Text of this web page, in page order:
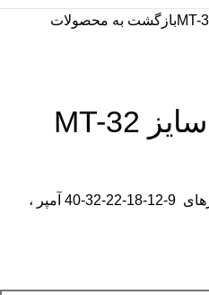
بازگشت به محصولات
بی متال ال اس 2.5 الی 4 آمپر سایز MT-32، مناسب برای کنتاکتورهای 9-12-18-22-32-40 آمپر ،